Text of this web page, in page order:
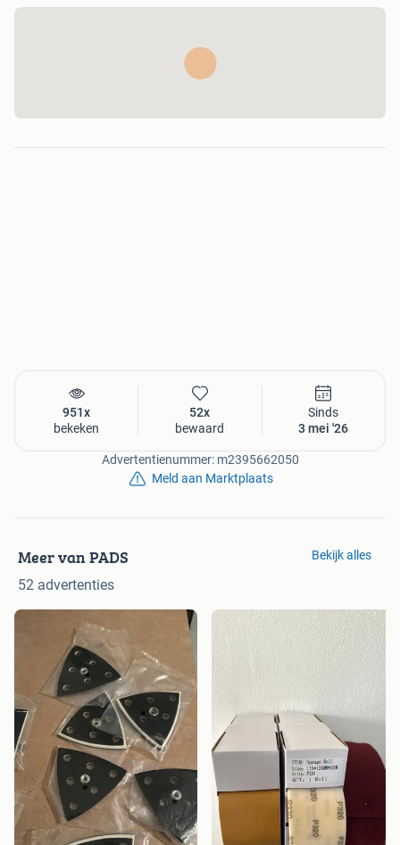
951x
bekeken
52x
bewaard
Sinds
3 mei '26
Advertentienummer: m2395662050
Meld aan Marktplaats
Meer van PADS
52 advertenties
Bekijk alles